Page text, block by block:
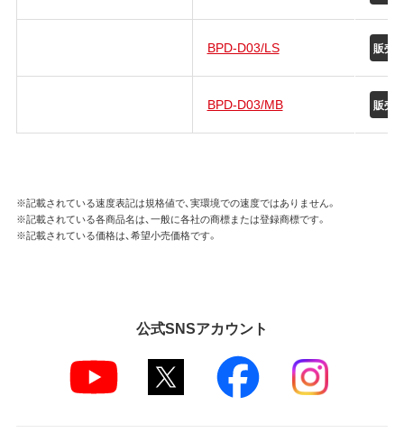
BPD-D03/LS 販売
BPD-D03/MB 販売
※記載されている速度表記は規格値で、実環境での速度ではありません。
※記載されている各商品名は、一般に各社の商標または登録商標です。
※記載されている価格は、希望小売価格です。
公式SNSアカウント